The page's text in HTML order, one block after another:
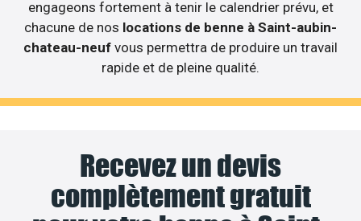
engageons fortement à tenir le calendrier prévu, et
chacune de nos locations de benne à Saint-aubin-
chateau-neuf vous permettra de produire un travail
rapide et de pleine qualité.
Recevez un devis
complètement gratuit